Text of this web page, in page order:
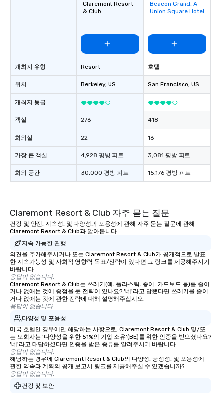
개최지 유형
위치
개최지 등급
객실
회의실
가장 큰 객실
회의 공간
Claremont Resort
& Club
Resort
Berkeley, US
276
22
4,928 평방 피트
30,000 평방 피트
Removed from
favorites
Beacon Grand, A
Union Square Hotel
호텔
San Francisco, US
418
16
3,081 평방 피트
15,176 평방 피트
Claremont Resort & Club 자주 묻는 질문
건강 및 안전, 지속성, 및 다양성과 포용성에 관해 자주 묻는 질문에 관해
Claremont Resort & Club과 알아봅니다
지속 가능한 관행
의견을 추가해주시거나 또는 Claremont Resort & Club가 공개적으로 발표
한 지속가능성 및 사회적 영향력 목표/전략이 있다면 그 링크를 제공해주시기
바랍니다.
응답이 없습니다.
Claremont Resort & Club는 쓰레기(예, 플라스틱, 종이, 카드보드 등)를 줄이
거나 없애는 것에 중점을 둔 전략이 있나요? '네'라고 답했다면 쓰레기를 줄이
거나 없애는 것에 관한 전략에 대해 설명해주십시오.
응답이 없습니다.
다양성 및 포용성
미국 호텔인 경우에만 해당하는 사항으로, Claremont Resort & Club 및/또
는 모회사는 '다양성을 위한 51%의 기업 소유'(BE)를 위한 인증을 받으셨나요?
'네'라고 대답하셨다면 인증을 받은 종류를 알려주시기 바랍니다:
응답이 없습니다.
해당하는 경우에 Claremont Resort & Club의 다양성, 공정성, 및 포용성에
관한 약속과 계획의 공개 보고서 링크를 제공해주실 수 있겠습니까?
응답이 없습니다.
건강 및 보안